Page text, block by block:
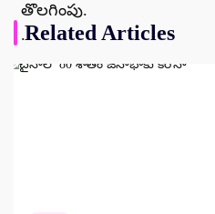
Related Articles